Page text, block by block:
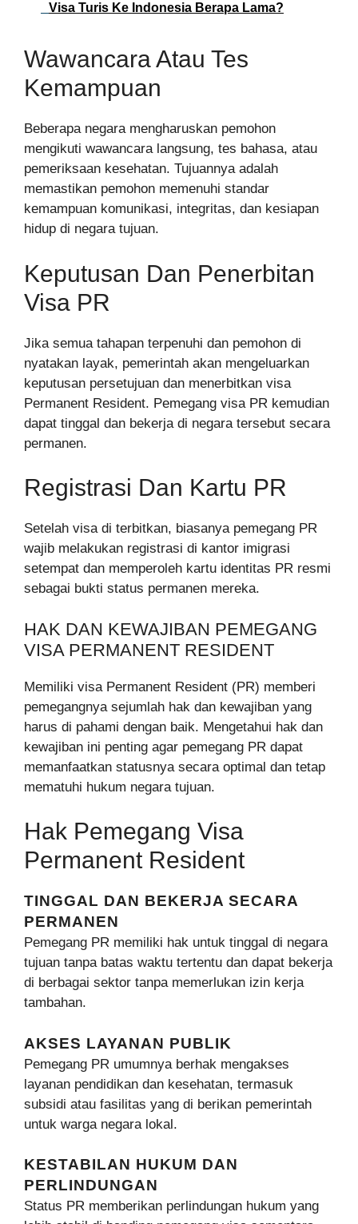
Visa Turis Ke Indonesia Berapa Lama?
Wawancara Atau Tes
Kemampuan
Beberapa negara mengharuskan pemohon
mengikuti wawancara langsung, tes bahasa, atau
pemeriksaan kesehatan. Tujuannya adalah
memastikan pemohon memenuhi standar
kemampuan komunikasi, integritas, dan kesiapan
hidup di negara tujuan.
Keputusan Dan Penerbitan
Visa PR
Jika semua tahapan terpenuhi dan pemohon di
nyatakan layak, pemerintah akan mengeluarkan
keputusan persetujuan dan menerbitkan visa
Permanent Resident. Pemegang visa PR kemudian
dapat tinggal dan bekerja di negara tersebut secara
permanen.
Registrasi Dan Kartu PR
Setelah visa di terbitkan, biasanya pemegang PR
wajib melakukan registrasi di kantor imigrasi
setempat dan memperoleh kartu identitas PR resmi
sebagai bukti status permanen mereka.
HAK DAN KEWAJIBAN PEMEGANG
VISA PERMANENT RESIDENT
Memiliki visa Permanent Resident (PR) memberi
pemegangnya sejumlah hak dan kewajiban yang
harus di pahami dengan baik. Mengetahui hak dan
kewajiban ini penting agar pemegang PR dapat
memanfaatkan statusnya secara optimal dan tetap
mematuhi hukum negara tujuan.
Hak Pemegang Visa
Permanent Resident
TINGGAL DAN BEKERJA SECARA
PERMANEN
Pemegang PR memiliki hak untuk tinggal di negara
tujuan tanpa batas waktu tertentu dan dapat bekerja
di berbagai sektor tanpa memerlukan izin kerja
tambahan.
AKSES LAYANAN PUBLIK
Pemegang PR umumnya berhak mengakses
layanan pendidikan dan kesehatan, termasuk
subsidi atau fasilitas yang di berikan pemerintah
untuk warga negara lokal.
KESTABILAN HUKUM DAN
PERLINDUNGAN
Status PR memberikan perlindungan hukum yang